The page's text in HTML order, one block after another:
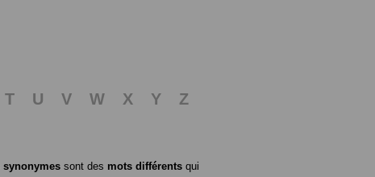
T U V W X Y
Z
synonymes sont des mots différents qui